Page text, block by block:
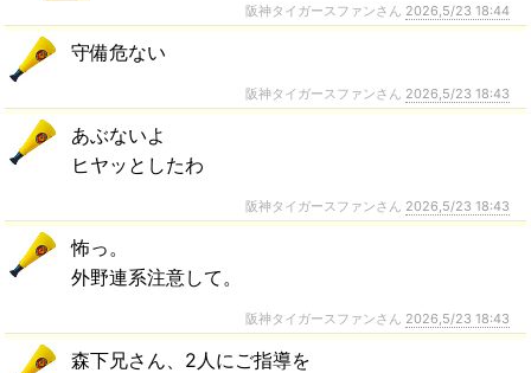
阪神タイガースファンさん 2026,5/23 18:44
守備危ない
阪神タイガースファンさん 2026,5/23 18:43
あぶないよ
ヒヤッとしたわ
阪神タイガースファンさん 2026,5/23 18:43
怖っ。
外野連系注意して。
阪神タイガースファンさん 2026,5/23 18:43
森下兄さん、2人にご指導を